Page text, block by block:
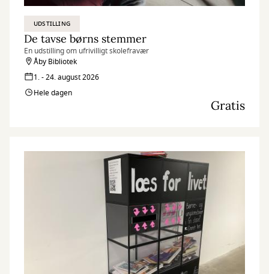
UDSTILLING
De tavse børns stemmer
En udstilling om ufrivilligt skolefravær
Åby Bibliotek
1. - 24. august 2026
Hele dagen
Gratis